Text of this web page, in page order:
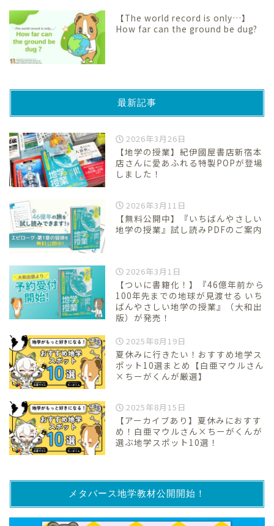
【The world record is only…】
How far can the ground be dug?
最新記事
2026年3月26日
【地学の授業】紀伊國屋書店新宿本
店さんに愛あふれる特製POPが登場
しました！
2026年3月11日
【無料公開中】『いちばんやさしい
地学の授業』試し読みPDFのご案内
2026年3月1日
【ついに書籍化！】『46億年前から
100年先までの地球が見渡せる いち
ばんやさしい地学の授業』（大和出
版）が発売！
2025年8月19日
夏休みに行きたい！おすすめ地学ス
ポット10選まとめ【白亜マウルさん
×ちーがくんが厳選】
2025年8月15日
【アーカイブあり】夏休みにおすす
め！白亜マウルさん×ちーがくんが
選ぶ地学スポット10選！
メタバース地学教材公開開始！